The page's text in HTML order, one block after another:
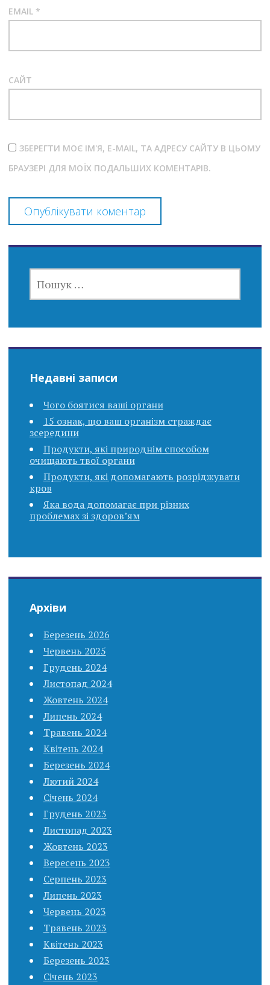
EMAIL *
САЙТ
ЗБЕРЕГТИ МОЄ ІМ'Я, E-MAIL, ТА АДРЕСУ САЙТУ В ЦЬОМУ
БРАУЗЕРІ ДЛЯ МОЇХ ПОДАЛЬШИХ КОМЕНТАРІВ.
Недавні записи
Чого боятися ваші органи
15 ознак, що ваш організм страждає
зсередини
Продукти, які природнім способом
очищають твої органи
Продукти, які допомагають розріджувати
кров
Яка вода допомагає при різних
проблемах зі здоров’ям
Архіви
Березень 2026
Червень 2025
Грудень 2024
Листопад 2024
Жовтень 2024
Липень 2024
Травень 2024
Квітень 2024
Березень 2024
Лютий 2024
Січень 2024
Грудень 2023
Листопад 2023
Жовтень 2023
Вересень 2023
Серпень 2023
Липень 2023
Червень 2023
Травень 2023
Квітень 2023
Березень 2023
Січень 2023